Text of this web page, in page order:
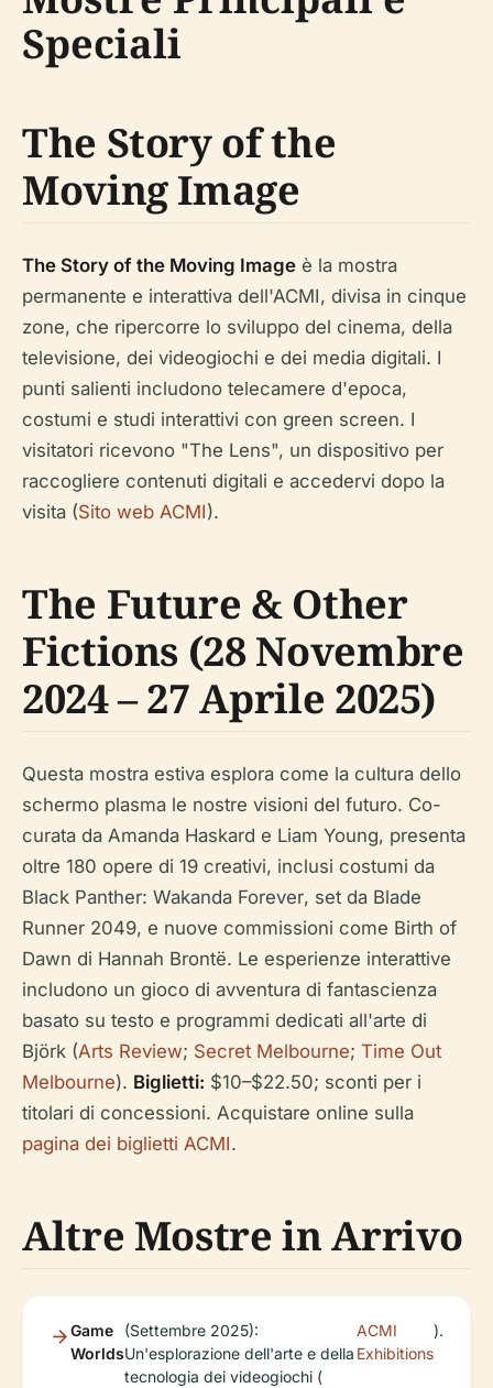
Speciali
The Story of the
Moving Image
The Story of the Moving Image è la mostra
permanente e interattiva dell'ACMI, divisa in cinque
zone, che ripercorre lo sviluppo del cinema, della
televisione, dei videogiochi e dei media digitali. I
punti salienti includono telecamere d'epoca,
costumi e studi interattivi con green screen. I
visitatori ricevono "The Lens", un dispositivo per
raccogliere contenuti digitali e accedervi dopo la
visita (Sito web ACMI).
The Future & Other
Fictions (28 Novembre
2024 – 27 Aprile 2025)
Questa mostra estiva esplora come la cultura dello
schermo plasma le nostre visioni del futuro. Co-
curata da Amanda Haskard e Liam Young, presenta
oltre 180 opere di 19 creativi, inclusi costumi da
Black Panther: Wakanda Forever, set da Blade
Runner 2049, e nuove commissioni come Birth of
Dawn di Hannah Brontë. Le esperienze interattive
includono un gioco di avventura di fantascienza
basato su testo e programmi dedicati all'arte di
Björk (Arts Review; Secret Melbourne; Time Out
Melbourne). Biglietti: $10–$22.50; sconti per i
titolari di concessioni. Acquistare online sulla
pagina dei biglietti ACMI.
Altre Mostre in Arrivo
Game
Worlds
(Settembre 2025):
Un'esplorazione dell'arte e della
tecnologia dei videogiochi (
ACMI
Exhibitions
).